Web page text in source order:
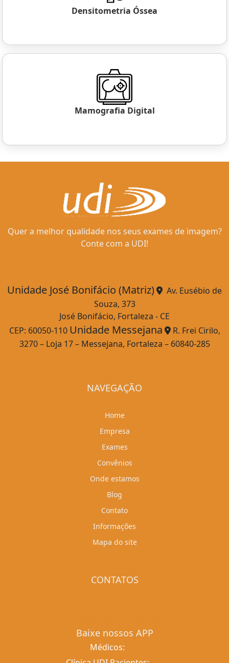
Densitometria Óssea
Mamografia Digital
Quer a melhor qualidade nos seus exames de imagem?
Conte com a UDI!
Unidade José Bonifácio (Matriz)
Av. Eusébio de
Souza, 373
José Bonifácio, Fortaleza - CE
CEP: 60050-110 Unidade Messejana
R. Frei Cirilo,
3270 – Loja 17 – Messejana, Fortaleza – 60840-285
NAVEGAÇÃO
Home
Empresa
Exames
Convênios
Onde estamos
Blog
Contato
Informações
Mapa do site
CONTATOS
Baixe nossos APP
Médicos: